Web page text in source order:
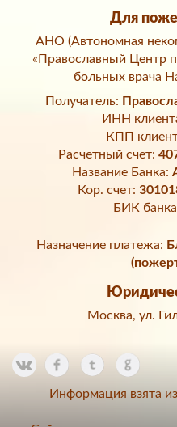
Для
АНО (Автономная
«Православный Центр
больных врача
Получатель:
ИНН
КПП
Расчетный счет:
Название Банка:
Кор. счет:
БИК
Назначение платежа:
Москва, ул.
Информация взята